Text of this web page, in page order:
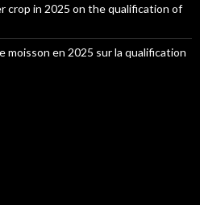
crop in 2025 on the qualification of
moisson en 2025 sur la qualification